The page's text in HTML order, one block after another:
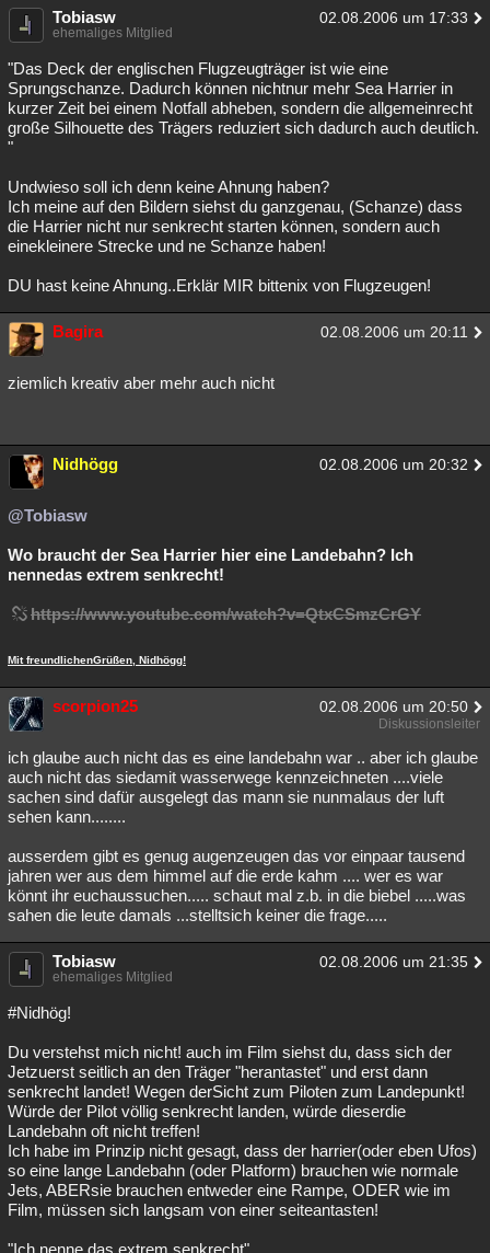
Tobiasw 02.08.2006 um 17:33
ehemaliges Mitglied
"Das Deck der englischen Flugzeugträger ist wie eine
Sprungschanze. Dadurch können nichtnur mehr Sea Harrier in
kurzer Zeit bei einem Notfall abheben, sondern die allgemeinrecht
große Silhouette des Trägers reduziert sich dadurch auch deutlich.
"
Undwieso soll ich denn keine Ahnung haben?
Ich meine auf den Bildern siehst du ganzgenau, (Schanze) dass
die Harrier nicht nur senkrecht starten können, sondern auch
einekleinere Strecke und ne Schanze haben!
DU hast keine Ahnung..Erklär MIR bittenix von Flugzeugen!
Bagira 02.08.2006 um 20:11
ziemlich kreativ aber mehr auch nicht
Nidhögg 02.08.2006 um 20:32
@Tobiasw
Wo braucht der Sea Harrier hier eine Landebahn? Ich
nennedas extrem senkrecht!
https://www.youtube.com/watch?v=QtxCSmzCrGY
Mit freundlichenGrüßen, Nidhögg!
scorpion25 02.08.2006 um 20:50
Diskussionsleiter
ich glaube auch nicht das es eine landebahn war .. aber ich glaube
auch nicht das siedamit wasserwege kennzeichneten ....viele
sachen sind dafür ausgelegt das mann sie nunmalaus der luft
sehen kann........
ausserdem gibt es genug augenzeugen das vor einpaar tausend
jahren wer aus dem himmel auf die erde kahm .... wer es war
könnt ihr euchaussuchen..... schaut mal z.b. in die biebel .....was
sahen die leute damals ...stelltsich keiner die frage.....
Tobiasw 02.08.2006 um 21:35
ehemaliges Mitglied
#Nidhög!
Du verstehst mich nicht! auch im Film siehst du, dass sich der
Jetzuerst seitlich an den Träger "herantastet" und erst dann
senkrecht landet! Wegen derSicht zum Piloten zum Landepunkt!
Würde der Pilot völlig senkrecht landen, würde dieserdie
Landebahn oft nicht treffen!
Ich habe im Prinzip nicht gesagt, dass der harrier(oder eben Ufos)
so eine lange Landebahn (oder Platform) brauchen wie normale
Jets, ABERsie brauchen entweder eine Rampe, ODER wie im
Film, müssen sich langsam von einer seiteantasten!
"Ich nenne das extrem senkrecht"